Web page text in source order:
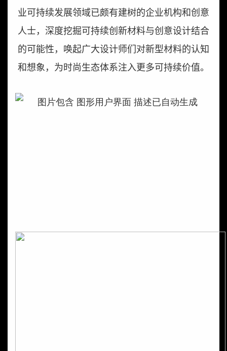
业可持续发展领域已颇有建树的企业机构和创意
人士，深度挖掘可持续创新材料与创意设计结合
的可能性，唤起广大设计师们对新型材料的认知
和想象，为时尚生态体系注入更多可持续价值。